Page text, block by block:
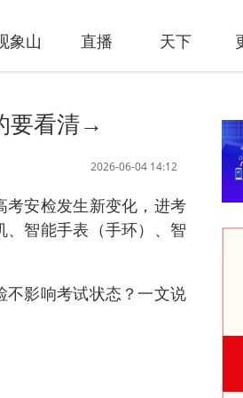
象山 直播 天下
要看清→
2026-06-04 14:12
考安检发生新变化，进考
智能手表（手环）、智
不影响考试状态？一文说